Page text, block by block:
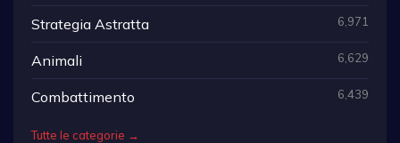
Strategia Astratta 6,971
Animali 6,629
Combattimento 6,439
Tutte le categorie →